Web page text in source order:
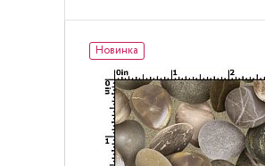
Новинка